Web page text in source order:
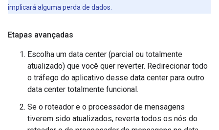
implicará alguma perda de dados.
Etapas avançadas
Escolha um data center (parcial ou totalmente
atualizado) que você quer reverter. Redirecionar todo
o tráfego do aplicativo desse data center para outro
data center totalmente funcional.
Se o roteador e o processador de mensagens
tiverem sido atualizados, reverta todos os nós do